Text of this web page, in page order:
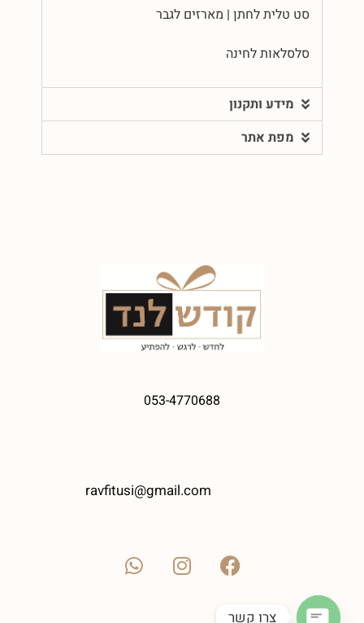
סט טלית לחתן | מארזים לגבר
סלסלאות לחינה
מידע ותקנון
מפת אתר
053-4770688
צרו קשר